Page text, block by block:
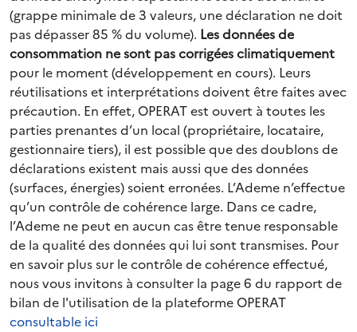
(grappe minimale de 3 valeurs, une déclaration ne doit
pas dépasser 85 % du volume). Les données de
consommation ne sont pas corrigées climatiquement
pour le moment (développement en cours). Leurs
réutilisations et interprétations doivent être faites avec
précaution. En effet, OPERAT est ouvert à toutes les
parties prenantes d’un local (propriétaire, locataire,
gestionnaire tiers), il est possible que des doublons de
déclarations existent mais aussi que des données
(surfaces, énergies) soient erronées. L’Ademe n’effectue
qu’un contrôle de cohérence large. Dans ce cadre,
l’Ademe ne peut en aucun cas être tenue responsable
de la qualité des données qui lui sont transmises. Pour
en savoir plus sur le contrôle de cohérence effectué,
nous vous invitons à consulter la page 6 du rapport de
bilan de l'utilisation de la plateforme OPERAT
consultable ici